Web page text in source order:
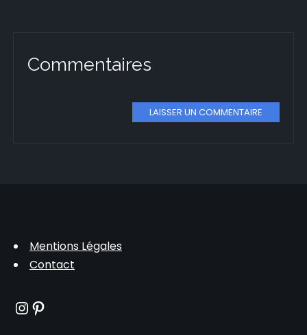
Commentaires
LAISSER UN COMMENTAIRE
Mentions Légales
Contact
Instagram
Pinterest